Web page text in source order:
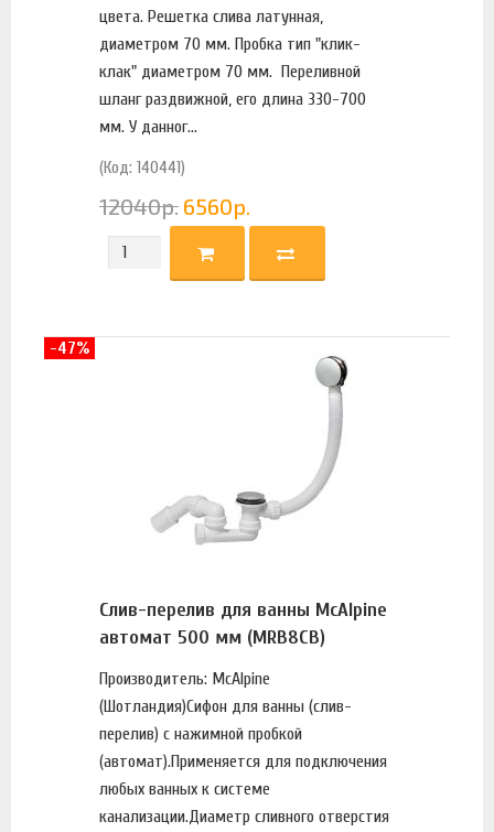
цвета. Решетка слива латунная,
диаметром 70 мм. Пробка тип "клик-
клак" диаметром 70 мм. Переливной
шланг раздвижной, его длина 330-700
мм. У данног...
(Код: 140441)
12040р. 6560р.
Слив-перелив для ванны McAlpine
автомат 500 мм (MRB8CB)
Производитель: McAlpine
(Шотландия)Сифон для ванны (слив-
перелив) с нажимной пробкой
(автомат).Применяется для подключения
любых ванных к системе
канализации.Диаметр сливного отверстия
-47%